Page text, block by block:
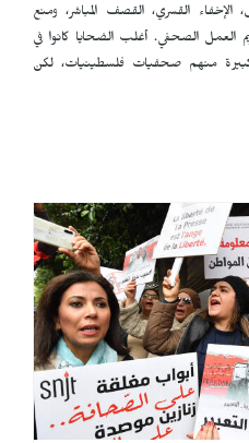
القسري، القصف المباشر، ومنع
العمل الصحفي. أغلب الضحايا كانوا في
كبيرة منهم صحفيات فلسطينيات، لكن